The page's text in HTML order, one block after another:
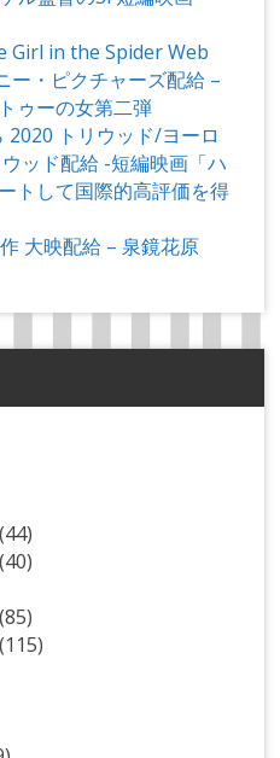
Girl in the Spider Web
ー・ピクチャーズ配給 –
ゥーの女第二弾
2020 トリウッド/ヨーロ
ッド配給 -短編映画「ハ
トして国際的高評価を得
大映配給 – 泉鏡花原
(44)
(40)
(85)
(115)